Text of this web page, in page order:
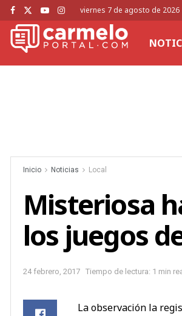
viernes 7 de agosto de 2026
Inicio Noticias Local
Misteriosa
los juegos
24 febrero, 2017 Tiempo de lectura: 1 min
La observación la